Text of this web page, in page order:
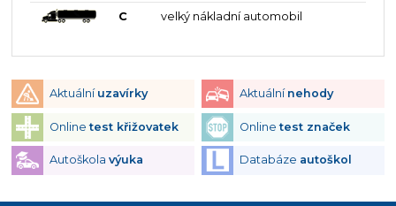
C velký nákladní automobil
Aktuální uzavírky Aktuální nehody
Onlinetest křižovatek Onlinetest značek
Autoškola výuka Databáze autoškol